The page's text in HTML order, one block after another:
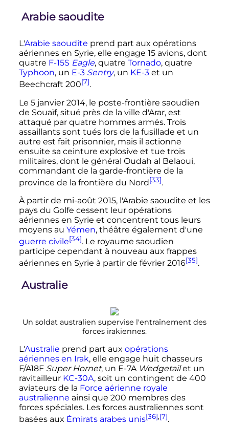
Arabie saoudite
L'Arabie saoudite prend part aux opérations
aériennes en Syrie, elle engage 15 avions, dont
quatre F-15S Eagle, quatre Tornado, quatre
Typhoon, un E-3 Sentry, un KE-3et un
Beechcraft 200[7].
Le 5 janvier 2014, le poste-frontière saoudien
de Souaïf, situé près de la ville d'Arar, est
attaqué par quatre hommes armés. Trois
assaillants sont tués lors de la fusillade et un
autre est fait prisonnier, mais il actionne
ensuite sa ceinture explosive et tue trois
militaires, dont le général Oudah al Belaoui,
commandant de la garde-frontière de la
province de la frontière du Nord[33].
À partir de mi-août 2015, l'Arabie saoudite et les
pays du Golfe cessent leur opérations
aériennes en Syrie et concentrent tous leurs
moyens au Yémen, théâtre également d'une
guerre civile[34]. Le royaume saoudien
participe cependant à nouveau aux frappes
aériennes en Syrie à partir de février 2016[35].
Australie
Un soldat australien supervise l'entraînement des
forces irakiennes.
L'Australie prend part aux opérations
aériennes en Irak, elle engage huit chasseurs
F/A18F Super Hornet, un E-7A Wedgetailet un
ravitailleur KC-30A, soit un contingent de 400
aviateurs de la Force aérienne royale
australienne ainsi que 200 membres des
forces spéciales. Les forces australiennes sont
basées aux Émirats arabes unis[36],[7].